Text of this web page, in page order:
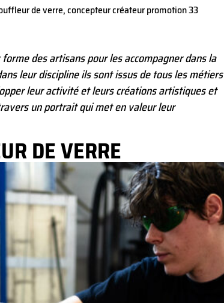
geste artisanal.
de verre, concepteur créateur promotion 33
des artisans pour les accompagner dans la
leur discipline ils sont issus de tous les métiers
leur activité et leurs créations artistiques et
un portrait qui met en valeur leur
DE VERRE